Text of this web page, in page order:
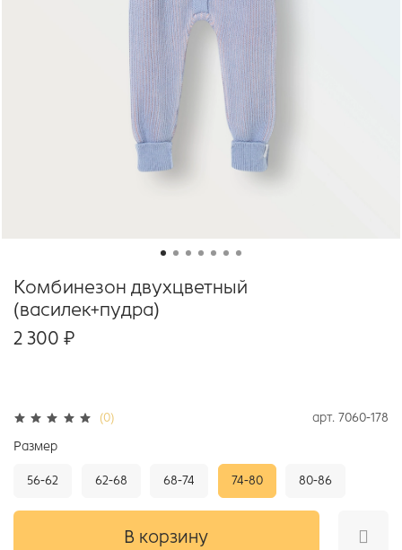
(0) арт. 7060-178
Комбинезон двухцветный
(василек+пудра)
2 300 ₽
В корзину
Размер
56-62 62-68 68-74 74-80 80-86